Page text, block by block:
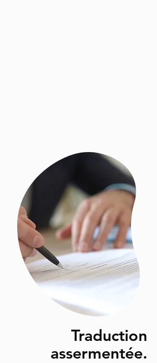
Traduction
assermentée.